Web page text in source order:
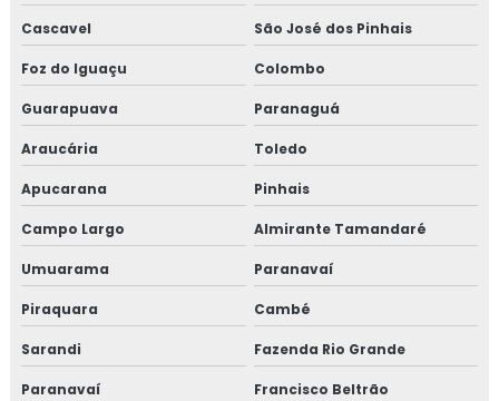
Cascavel São José dos Pinhais
Foz do Iguaçu Colombo
Guarapuava Paranaguá
Araucária Toledo
Apucarana Pinhais
Campo Largo Almirante Tamandaré
Umuarama Paranavaí
Piraquara Cambé
Sarandi Fazenda Rio Grande
Paranavaí Francisco Beltrão